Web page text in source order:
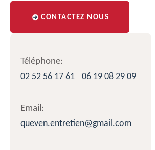
CONTACTEZ NOUS
Téléphone:
02 52 56 17 61
06 19 08 29 09
Email:
queven.entretien@gmail.com